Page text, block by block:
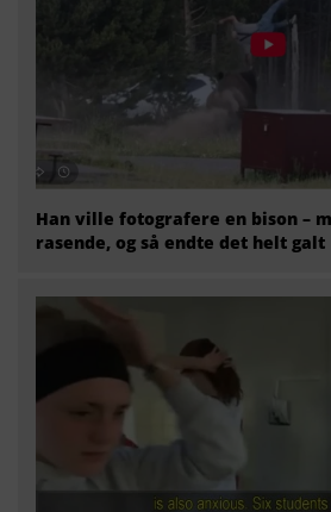
Han ville fotografere en bison –
rasende, og så endte det helt galt